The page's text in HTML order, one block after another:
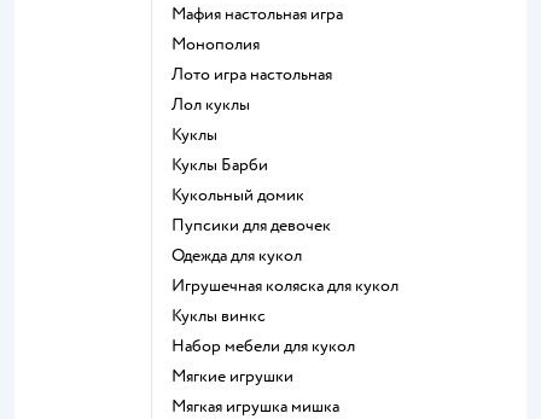
Мафия настольная игра
Монополия
Лото игра настольная
Лол куклы
Куклы
Куклы Барби
Кукольный домик
Пупсики для девочек
Одежда для кукол
Игрушечная коляска для кукол
Куклы винкс
Набор мебели для кукол
Мягкие игрушки
Мягкая игрушка мишка